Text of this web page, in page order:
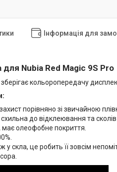
Інформація для
для Nubia Red Magic 9S Pro
кольоропередачу
порівняно зі звичайною
до відклеювання та
має олеофобне покриття.
у скла, це робить її зовсім